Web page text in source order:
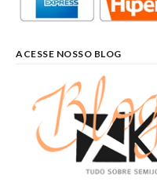
ACESSE NOSSO BLOG